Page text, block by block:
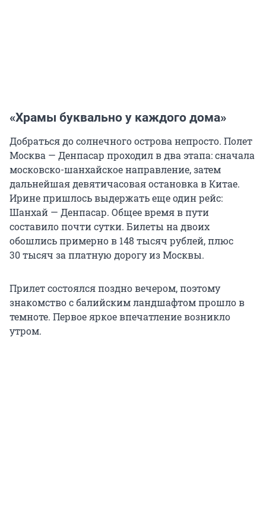
«Храмы буквально у каждого дома»
Добраться до солнечного острова непросто. Полет
Москва — Денпасар проходил в два этапа: сначала
московско-шанхайское направление, затем
дальнейшая девятичасовая остановка в Китае.
Ирине пришлось выдержать еще один рейс:
Шанхай — Денпасар. Общее время в пути
составило почти сутки. Билеты на двоих
обошлись примерно в 148 тысяч рублей, плюс
30 тысяч за платную дорогу из Москвы.
Прилет состоялся поздно вечером, поэтому
знакомство с балийским ландшафтом прошло в
темноте. Первое яркое впечатление возникло
утром.